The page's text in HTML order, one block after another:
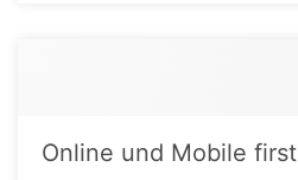
Online und Mobile first